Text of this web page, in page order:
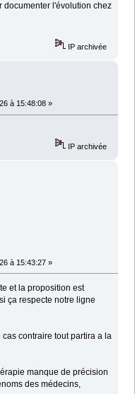
l'évolution chez
IP archivée
à 15:48:08 »
IP archivée
à 15:43:27 »
et la proposition est
ça respecte notre ligne
contraire tout partira a la
manque de précision
des médecins,